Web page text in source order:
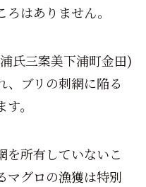
はありません。
氏三案美下浦町金田)
、ブリの刺網に陥る
。
を所有していないこ
マグロの漁獲は特別